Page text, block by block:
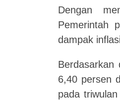
Dengan
Pemerintah
dampak
Berdasarkan
6,40 persen
pada